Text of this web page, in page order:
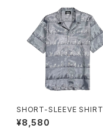
SHORT-SLEEVE SHIRT
¥8,580